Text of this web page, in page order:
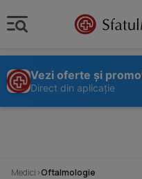
Vezi oferte și
Direct din aplicație
Medici›Oftalmologie